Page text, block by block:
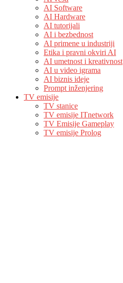
AI Software
AI Hardware
AI tutorijali
AI i bezbednost
AI primene u industriji
Etika i pravni okviri AI
AI umetnost i kreativnost
AI u video igrama
AI biznis ideje
Prompt inženjering
TV emisije
TV stanice
TV emisije ITnetwork
TV Emisije Gameplay
TV emisije Prolog